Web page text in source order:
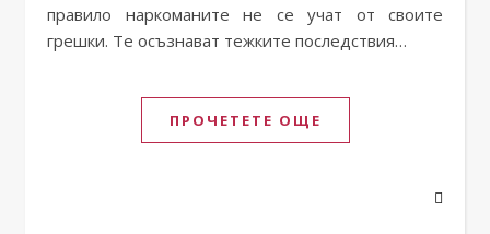
правило наркоманите не се учат от своите
грешки. Те осъзнават тежките последствия…
ПРОЧЕТЕТЕ ОЩЕ